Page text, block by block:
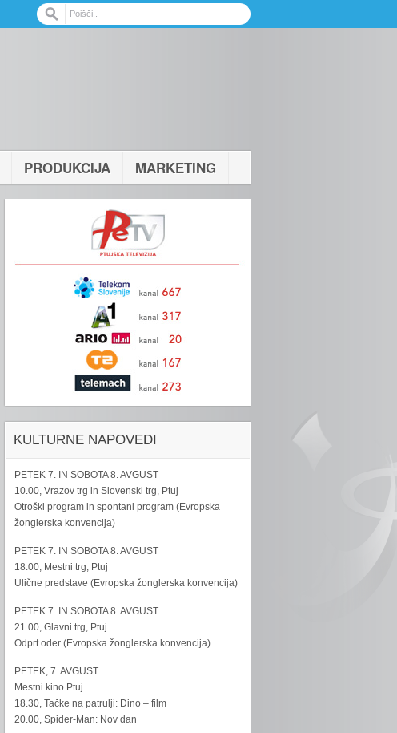
PRODUKCIJA MARKETING
KULTURNE NAPOVEDI
PETEK 7. IN SOBOTA 8. AVGUST
10.00, Vrazov trg in Slovenski trg, Ptuj
Otroški program in spontani program (Evropska
žonglerska konvencija)
PETEK 7. IN SOBOTA 8. AVGUST
18.00, Mestni trg, Ptuj
Ulične predstave (Evropska žonglerska konvencija)
PETEK 7. IN SOBOTA 8. AVGUST
21.00, Glavni trg, Ptuj
Odprt oder (Evropska žonglerska konvencija)
PETEK, 7. AVGUST
Mestni kino Ptuj
18.30, Tačke na patrulji: Dino – film
20.00, Spider-Man: Nov dan